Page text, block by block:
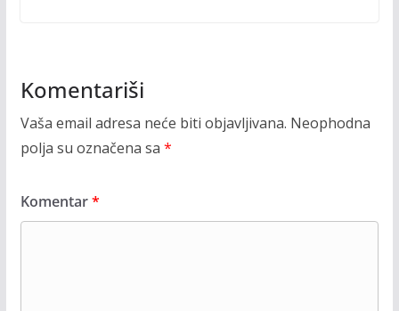
Komentariši
Vaša email adresa neće biti objavljivana. Neophodna
polja su označena sa *
Komentar*